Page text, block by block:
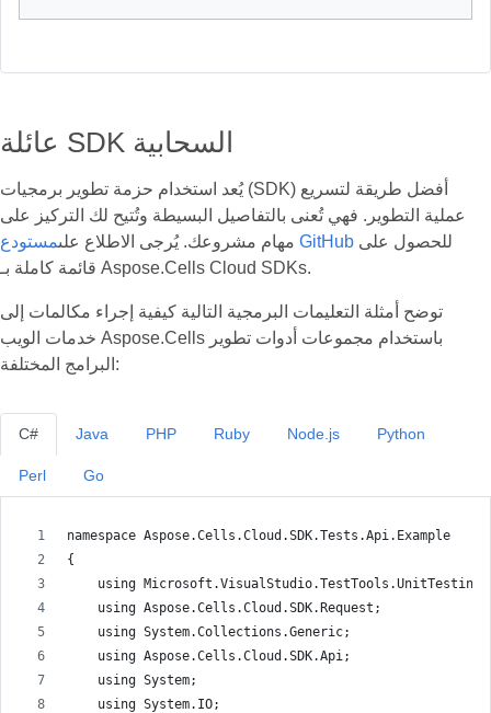
عائلة SDK السحابية
يُعد استخدام حزمة تطوير برمجيات (SDK) أفضل طريقة لتسريع
عملية التطوير. فهي تُعنى بالتفاصيل البسيطة وتُتيح لك التركيز على
مهام مشروعك. يُرجى الاطلاع على مستودع GitHub
قائمة كاملة بـ Aspose.Cells Cloud SDKs.
توضح أمثلة التعليمات البرمجية التالية كيفية إجراء مكالمات إلى
خدمات الويب Aspose.Cells باستخدام مجموعات أدوات تطوير
البرامج المختلفة:
C#
namespace Aspose.Cells.Cloud.SDK.Tests.Api.Example
{
    using Microsoft.VisualStudio.TestTools.UnitTesting;
    using Aspose.Cells.Cloud.SDK.Request;
    using System.Collections.Generic;
    using Aspose.Cells.Cloud.SDK.Api;
    using System;
    using System.IO;
Java PHP Ruby Node.js Python
Perl Go